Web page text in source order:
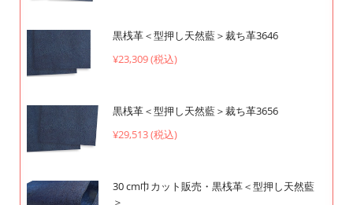
黒桟革＜型押し天然藍＞裁ち革3646
¥23,309 (税込)
黒桟革＜型押し天然藍＞裁ち革3656
¥29,513 (税込)
30 cm巾カット販売・黒桟革＜型押し天然藍
＞